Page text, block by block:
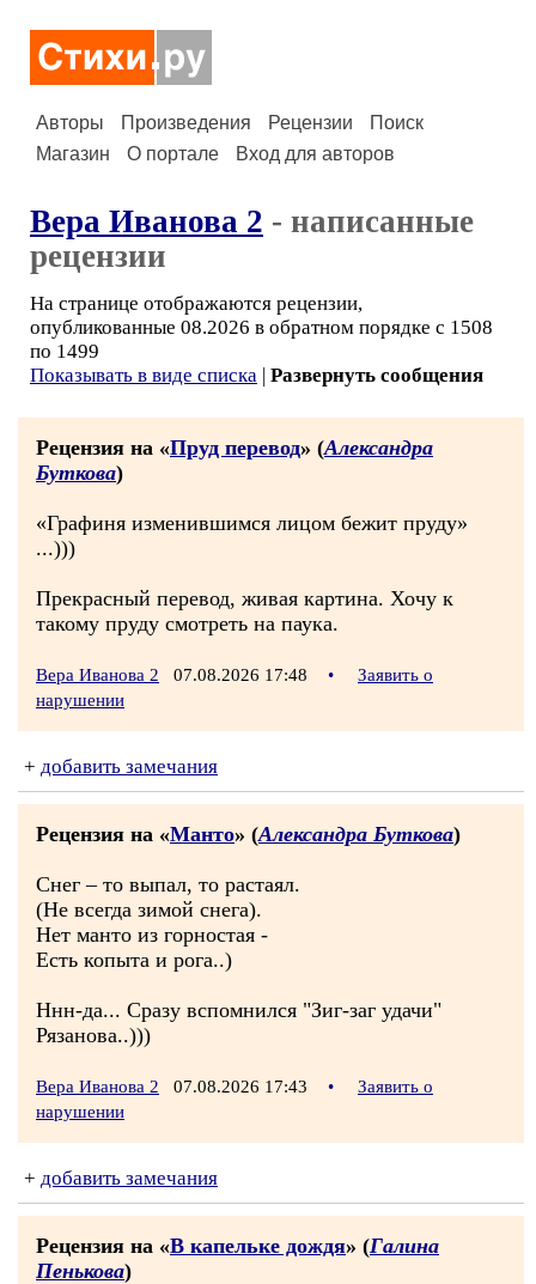
Авторы Произведения Рецензии
Поиск
Магазин
О портале Вход для авторов
Вера Иванова 2 - написанные
рецензии
На странице отображаются рецензии,
опубликованные 08.2026 в обратном порядке с 1508
по 1499
Показывать в виде списка | Развернуть сообщения
Рецензия на «Пруд перевод» (Александра
Буткова)
«Графиня изменившимся лицом бежит пруду»
...)))
Прекрасный перевод, живая картина. Хочу к
такому пруду смотреть на паука.
Вера Иванова 2 07.08.2026 17:48 •
Заявить о
нарушении
+ добавить замечания
Рецензия на «Манто» (Александра Буткова)
Снег – то выпал, то растаял.
(Не всегда зимой снега).
Нет манто из горностая -
Есть копыта и рога..)
Ннн-да... Сразу вспомнился "Зиг-заг удачи"
Рязанова..)))
Вера Иванова 2 07.08.2026 17:43 •
Заявить о
нарушении
+ добавить замечания
Рецензия на «В капельке дождя» (Галина
Пенькова)